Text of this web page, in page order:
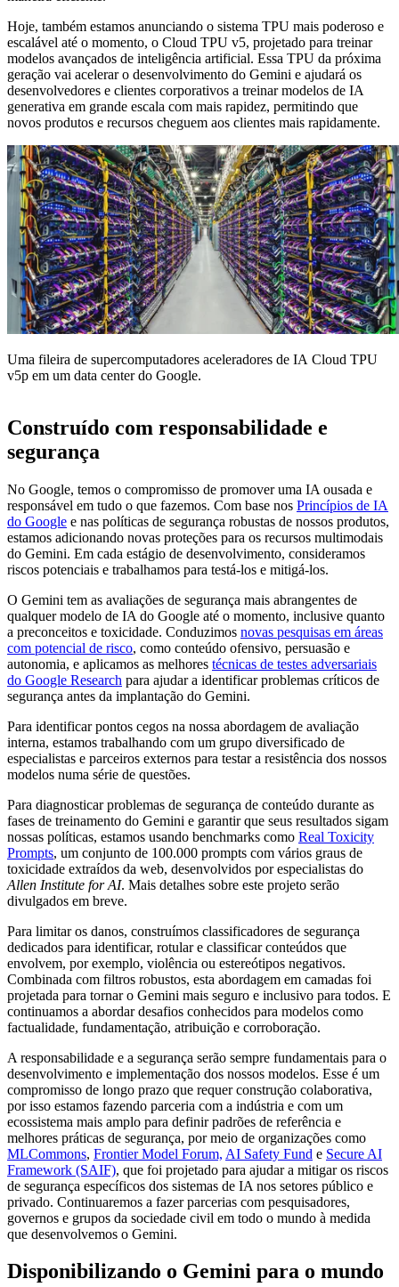
Hoje, também estamos anunciando o sistema TPU mais poderoso e
escalável até o momento, o Cloud TPU v5, projetado para treinar
modelos avançados de inteligência artificial. Essa TPU da próxima
geração vai acelerar o desenvolvimento do Gemini e ajudará os
desenvolvedores e clientes corporativos a treinar modelos de IA
generativa em grande escala com mais rapidez, permitindo que
novos produtos e recursos cheguem aos clientes mais rapidamente.
Uma fileira de supercomputadores aceleradores de IA Cloud TPU
v5p em um data center do Google.
Construído com responsabilidade e
segurança
No Google, temos o compromisso de promover uma IA ousada e
responsável em tudo o que fazemos. Com base nos Princípios de IA
do Google e nas políticas de segurança robustas de nossos produtos,
estamos adicionando novas proteções para os recursos multimodais
do Gemini. Em cada estágio de desenvolvimento, consideramos
riscos potenciais e trabalhamos para testá-los e mitigá-los.
O Gemini tem as avaliações de segurança mais abrangentes de
qualquer modelo de IA do Google até o momento, inclusive quanto
a preconceitos e toxicidade. Conduzimos novas pesquisas em áreas
com potencial de risco, como conteúdo ofensivo, persuasão e
autonomia, e aplicamos as melhores técnicas de testes adversariais
do Google Research para ajudar a identificar problemas críticos de
segurança antes da implantação do Gemini.
Para identificar pontos cegos na nossa abordagem de avaliação
interna, estamos trabalhando com um grupo diversificado de
especialistas e parceiros externos para testar a resistência dos nossos
modelos numa série de questões.
Para diagnosticar problemas de segurança de conteúdo durante as
fases de treinamento do Gemini e garantir que seus resultados sigam
nossas políticas, estamos usando benchmarks como Real Toxicity
Prompts, um conjunto de 100.000 prompts com vários graus de
toxicidade extraídos da web, desenvolvidos por especialistas do
Allen Institute for AI. Mais detalhes sobre este projeto serão
divulgados em breve.
Para limitar os danos, construímos classificadores de segurança
dedicados para identificar, rotular e classificar conteúdos que
envolvem, por exemplo, violência ou estereótipos negativos.
Combinada com filtros robustos, esta abordagem em camadas foi
projetada para tornar o Gemini mais seguro e inclusivo para todos. E
continuamos a abordar desafios conhecidos para modelos como
factualidade, fundamentação, atribuição e corroboração.
A responsabilidade e a segurança serão sempre fundamentais para o
desenvolvimento e implementação dos nossos modelos. Esse é um
compromisso de longo prazo que requer construção colaborativa,
por isso estamos fazendo parceria com a indústria e com um
ecossistema mais amplo para definir padrões de referência e
melhores práticas de segurança, por meio de organizações como
MLCommons, Frontier Model Forum, AI Safety Fund e Secure AI
Framework (SAIF), que foi projetado para ajudar a mitigar os riscos
de segurança específicos dos sistemas de IA nos setores público e
privado. Continuaremos a fazer parcerias com pesquisadores,
governos e grupos da sociedade civil em todo o mundo à medida
que desenvolvemos o Gemini.
Disponibilizando o Gemini para o mundo